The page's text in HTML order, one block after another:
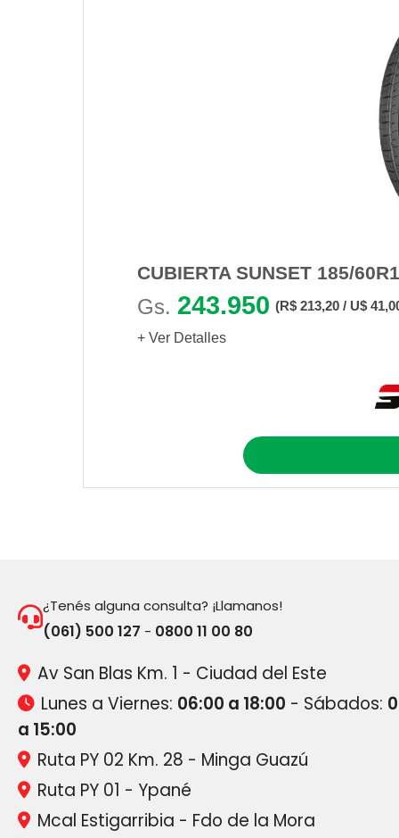
CUBIERTA SUNSET 185/
Gs. 243.950 (R$ 213,20 / U$
+ Ver Detalles
¿Tenés alguna consulta? ¡Llamanos!
(061) 500 127 - 0800 11 00 80
Av San Blas Km. 1 - Ciudad del Este
Lunes a Viernes: 06:00 a 18:00 - Sábados:
a 15:00
Ruta PY 02 Km. 28 - Minga Guazú
Ruta PY 01 - Ypané
Mcal Estigarribia - Fdo de la Mora